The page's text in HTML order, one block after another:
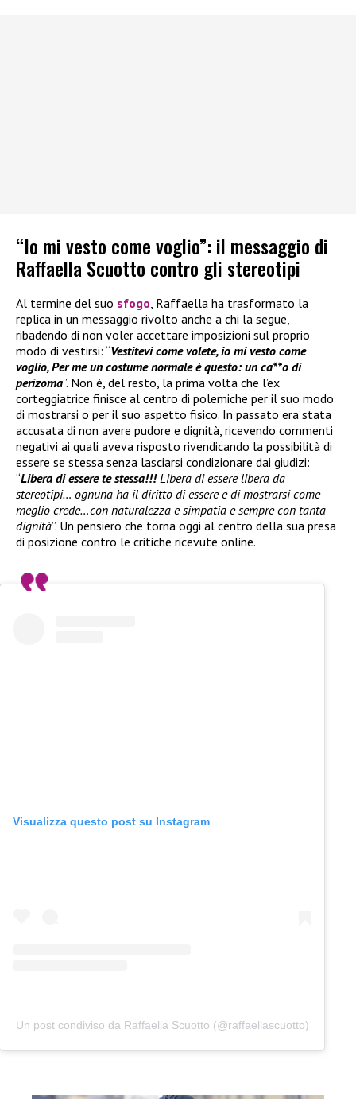
“Io mi vesto come voglio”: il messaggio di
Raffaella Scuotto contro gli stereotipi
Al termine del suo sfogo , Raffaella ha trasformato la
replica in un messaggio rivolto anche a chi la segue,
ribadendo di non voler accettare imposizioni sul proprio
modo di vestirsi: “Vestitevi come volete, io mi vesto come
voglio, Per me un costume normale è questo: un ca**o di
perizoma”. Non è, del resto, la prima volta che l’ex
corteggiatrice finisce al centro di polemiche per il suo modo
di mostrarsi o per il suo aspetto fisico. In passato era stata
accusata di non avere pudore e dignità, ricevendo commenti
negativi ai quali aveva risposto rivendicando la possibilità di
essere se stessa senza lasciarsi condizionare dai giudizi:
“Libera di essere te stessa!!!Libera di essere libera da
stereotipi… ognuna ha il diritto di essere e di mostrarsi come
meglio crede…con naturalezza e simpatia e sempre con tanta
dignità”. Un pensiero che torna oggi al centro della sua presa
di posizione contro le critiche ricevute online.
Visualizza questo post su Instagram
Un post condiviso da Raffaella Scuotto (@raffaellascuotto)